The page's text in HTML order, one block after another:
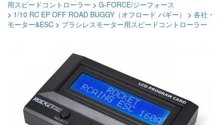
用スピードコントローラー > G-FORCE/ジーフォース
> 1/10 RC EP OFF ROAD BUGGY（オフロード バギー） > 各社・
モーター&ESC > ブラシレスモーター用スピードコントローラー